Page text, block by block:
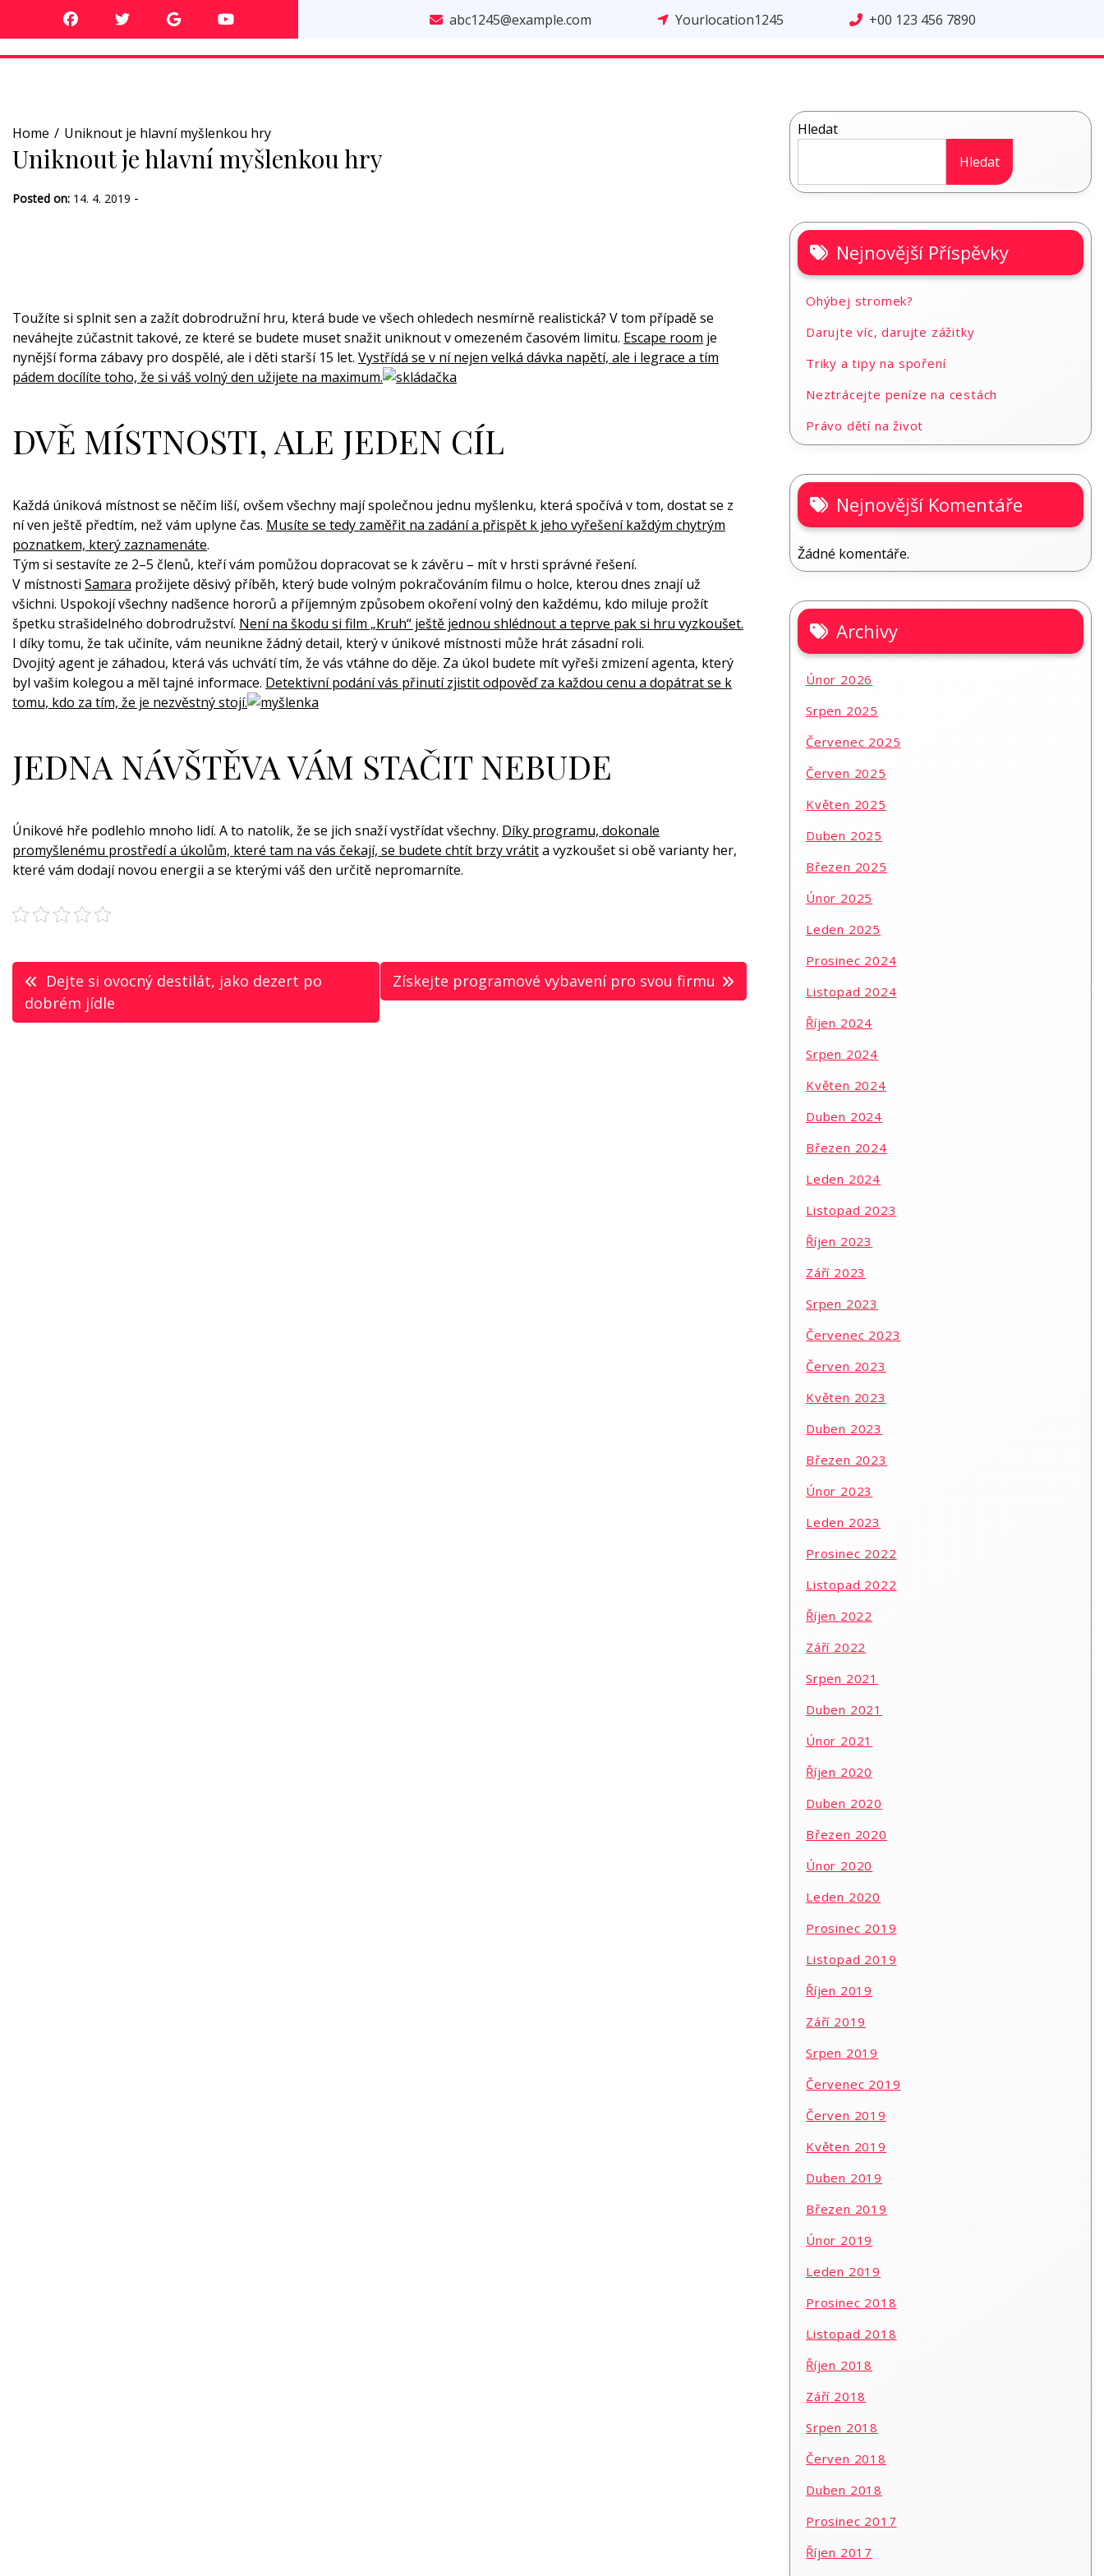
abc1245@example.com Yourlocation1245 +00 123 456 7890
Home Uniknout je hlavní myšlenkou hry
Uniknout je hlavní myšlenkou hry
Posted on: 14. 4. 2019 -
Toužíte si splnit sen a zažít dobrodružní hru, která bude ve všech ohledech nesmírně realistická? V tom případě se
neváhejte zúčastnit takové, ze které se budete muset snažit uniknout v omezeném časovém limitu. Escape room je
nynější forma zábavy pro dospělé, ale i děti starší 15 let. Vystřídá se v ní nejen velká dávka napětí, ale i legrace a tím
pádem docílíte toho, že si váš volný den užijete na maximum.
DVĚ MÍSTNOSTI, ALE JEDEN CÍL
Každá úniková místnost se něčím liší, ovšem všechny mají společnou jednu myšlenku, která spočívá v tom, dostat se z
ní ven ještě předtím, než vám uplyne čas. Musíte se tedy zaměřit na zadání a přispět k jeho vyřešení každým chytrým
poznatkem, který zaznamenáte.
Tým si sestavíte ze 2–5 členů, kteří vám pomůžou dopracovat se k závěru – mít v hrsti správné řešení.
V místnosti Samara prožijete děsivý příběh, který bude volným pokračováním filmu o holce, kterou dnes znají už
všichni. Uspokojí všechny nadšence hororů a příjemným způsobem okoření volný den každému, kdo miluje prožít
špetku strašidelného dobrodružství. Není na škodu si film „Kruh“ ještě jednou shlédnout a teprve pak si hru vyzkoušet.
I díky tomu, že tak učiníte, vám neunikne žádný detail, který v únikové místnosti může hrát zásadní roli.
Dvojitý agent je záhadou, která vás uchvátí tím, že vás vtáhne do děje. Za úkol budete mít vyřeši zmizení agenta, který
byl vašim kolegou a měl tajné informace. Detektivní podání vás přinutí zjistit odpověď za každou cenu a dopátrat se k
tomu, kdo za tím, že je nezvěstný stojí.
JEDNA NÁVŠTĚVA VÁM STAČIT NEBUDE
Únikové hře podlehlo mnoho lidí. A to natolik, že se jich snaží vystřídat všechny. Díky programu, dokonale
promyšlenému prostředí a úkolům, které tam na vás čekají, se budete chtít brzy vrátita vyzkoušet si obě varianty her,
které vám dodají novou energii a se kterými váš den určitě nepromarníte.
Navigace
pro
Dejte si ovocný destilát, jako dezert po
dobrém jídle
Získejte programové vybavení pro svou firmu
Hledat
Hledat
Nejnovější Příspěvky
Ohýbej stromek?
Darujte víc, darujte zážitky
Triky a tipy na spoření
Neztrácejte peníze na cestách
Právo dětí na život
Nejnovější Komentáře
Žádné komentáře.
Archivy
Únor 2026
Srpen 2025
Červenec 2025
Červen 2025
Květen 2025
Duben 2025
Březen 2025
Únor 2025
Leden 2025
Prosinec 2024
Listopad 2024
Říjen 2024
Srpen 2024
Květen 2024
Duben 2024
Březen 2024
Leden 2024
Listopad 2023
Říjen 2023
Září 2023
Srpen 2023
Červenec 2023
Červen 2023
Květen 2023
Duben 2023
Březen 2023
Únor 2023
Leden 2023
Prosinec 2022
Listopad 2022
Říjen 2022
Září 2022
Srpen 2021
Duben 2021
Únor 2021
Říjen 2020
Duben 2020
Březen 2020
Únor 2020
Leden 2020
Prosinec 2019
Listopad 2019
Říjen 2019
Září 2019
Srpen 2019
Červenec 2019
Červen 2019
Květen 2019
Duben 2019
Březen 2019
Únor 2019
Leden 2019
Prosinec 2018
Listopad 2018
Říjen 2018
Září 2018
Srpen 2018
Červen 2018
Duben 2018
Prosinec 2017
Říjen 2017